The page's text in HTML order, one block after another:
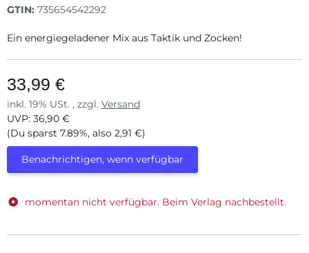
GTIN: 735654542292
Ein energiegeladener Mix aus Taktik und Zocken!
33,99 €
inkl. 19% USt. , zzgl. Versand
UVP: 36,90 €
(Du sparst 7.89%, also 2,91 €)
Benachrichtigen, wenn verfügbar
momentan nicht verfügbar. Beim Verlag nachbestellt.